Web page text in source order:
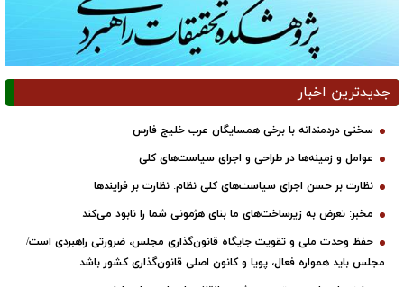
جدیدترین اخبار
سخنی دردمندانه با برخی همسایگان عرب خلیج فارس
عوامل و زمینه‌ها در طراحی و اجرای سیاست‌های کلی
نظارت بر حسن اجرای سیاست‌های کلی نظام: نظارت بر فرایندها
مخبر: تعرض به زیرساخت‌های ما بنای هژمونی شما را نابود می‌کند
حفظ وحدت ملی و تقویت جایگاه قانون‌گذاری مجلس، ضرورتی راهبردی است/
مجلس باید همواره فعال، پویا و کانون اصلی قانون‌گذاری کشور باشد